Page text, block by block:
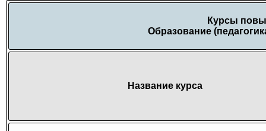
Курсы
Образование
Название курса